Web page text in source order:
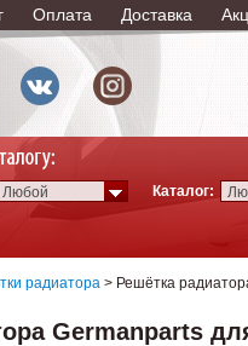
Оплата Доставка
Любой Каталог:
радиатора > Решётка
Germanparts